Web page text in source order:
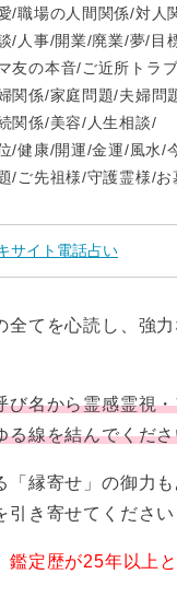
/職場の人間関係/対人
/人事/開業/廃業/夢/目
友の本音/ご近所トラ
関係/家庭問題/夫婦問
関係/美容/人生相談/
/健康/開運/金運/風水/
/ご先祖様/守護霊様/
サイト電話占い
全てを心読し、強
び名から霊感霊視
る線を結んでくだ
縁寄せ」の御力
き寄せてください
鑑定歴が25年以上